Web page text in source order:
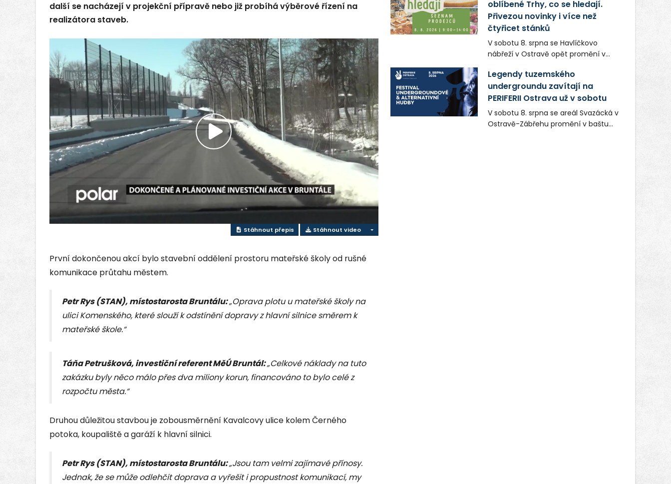
další se nacházejí v projekční přípravě nebo již probíhá výběrové řízení na
realizátora staveb.
Přehrát
video
Stáhnout přepis Stáhnout video
První dokončenou akcí bylo stavební oddělení prostoru mateřské školy od rušné
komunikace průtahu městem.
Petr Rys (STAN), místostarosta Bruntálu:„Oprava plotu u mateřské školy na
ulici Komenského, které slouží k odstínění dopravy z hlavní silnice směrem k
mateřské škole.“
Táňa Petrušková, investiční referent MěÚ Bruntál:„Celkové náklady na tuto
zakázku byly něco málo přes dva miliony korun, financováno to bylo celé z
rozpočtu města.“
Druhou důležitou stavbou je zobousměrnění Kavalcovy ulice kolem Černého
potoka, koupaliště a garáží k hlavní silnici.
Petr Rys (STAN), místostarosta Bruntálu:„Jsou tam velmi zajímavé přínosy.
Jednak, že se může odlehčit doprava a vyřešit i propustnost komunikací, my
oblíbené Trhy, co se hledají.
Přivezou novinky i více než
čtyřicet stánků
V sobotu 8. srpna se Havlíčkovo
nábřeží v Ostravě opět promění v
lokálních výrobků. Trhy, co se hledají
tentokrát nabídnou více než čtyřicet
pečlivě vybraných stánků s kvalitní
gastronomií, farmářskými produkty,
designem i řemeslnou tvorbou.
Návštěvníci se mohou těšit nejen na
Legendy tuzemského
undergroundu zavítají na
PERIFERII Ostrava už v sobotu
V sobotu 8. srpna se areál Svazácká v
Ostravě-Zábřehu promění v baštu